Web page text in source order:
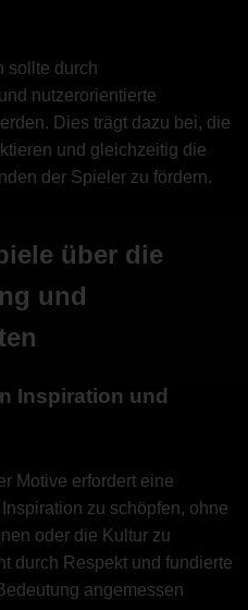
sollte durch
nutzerorientierte
Dies trägt dazu bei, die
und gleichzeitig die
der Spieler zu fördern.
über die
und
Inspiration und
Motive erfordert eine
zu schöpfen, ohne
oder die Kultur zu
durch Respekt und fundierte
angemessen